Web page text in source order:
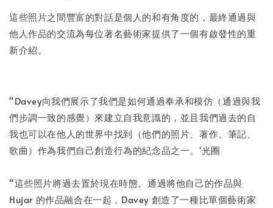
這些照片之間豐富的對話是個人的和有角度的，最終通過與
他人作品的交流為每位著名藝術家提供了一個有啟發性的重
新介紹。
“Davey向我們展示了我們是如何通過奉承和模仿（通過與我
們步調一致的感覺）來建立自我意識的，並且我們過去的自
我也可以在他人的世界中找到（他們的照片、著作、筆記、
歌曲）作為我們自己創造行為的紀念品之一。'光圈
“這些照片將過去置於現在時態。通過將他自己的作品與
Hujar 的作品融合在一起，Davey 創造了一種比單個藝術家